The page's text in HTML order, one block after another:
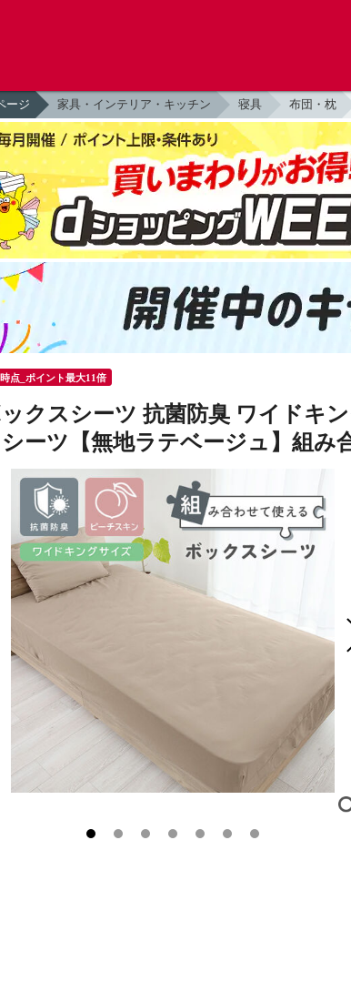
ージ 家具・インテリア・キッチン 寝具 布団・枕
点_ポイント最大11倍
クスシーツ 抗菌防臭 ワイドキ
シーツ【無地ラテベージュ】組み